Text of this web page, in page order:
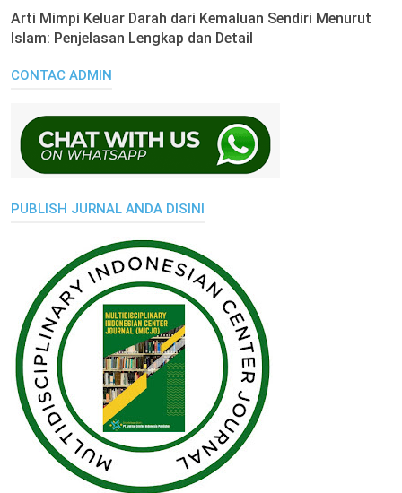
Arti Mimpi Keluar Darah dari Kemaluan Sendiri Menurut
Islam: Penjelasan Lengkap dan Detail
CONTAC ADMIN
PUBLISH JURNAL ANDA DISINI